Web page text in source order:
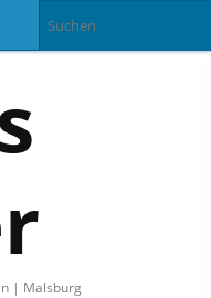
| Malsburg